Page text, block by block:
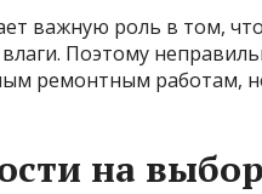
важную роль в том,
Поэтому
ремонтным работам,
на